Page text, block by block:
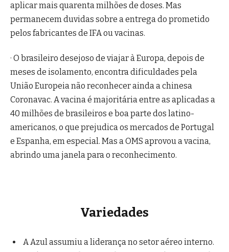
aplicar mais quarenta milhões de doses. Mas
permanecem duvidas sobre a entrega do prometido
pelos fabricantes de IFA ou vacinas.
· O brasileiro desejoso de viajar à Europa, depois de
meses de isolamento, encontra dificuldades pela
União Europeia não reconhecer ainda a chinesa
Coronavac. A vacina é majoritária entre as aplicadas a
40 milhões de brasileiros e boa parte dos latino-
americanos, o que prejudica os mercados de Portugal
e Espanha, em especial. Mas a OMS aprovou a vacina,
abrindo uma janela para o reconhecimento.
Variedades
A Azul assumiu a liderança no setor aéreo interno.